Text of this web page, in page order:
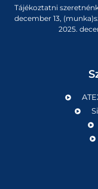
Tájékoztatni
december 13,
2025.